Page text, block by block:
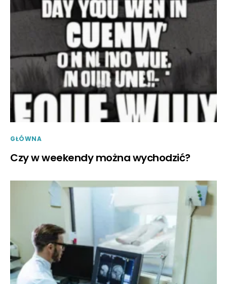
GŁÓWNA
Czy w weekendy można wychodzić?